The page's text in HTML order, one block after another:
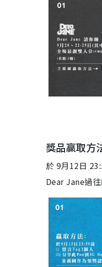
獎品贏取方
於 9月12日
Dear Jane過